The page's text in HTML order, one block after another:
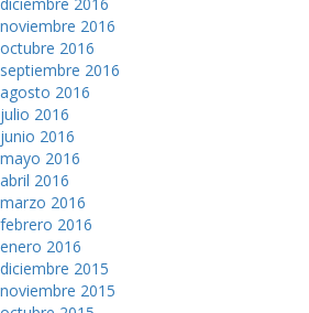
noviembre 2016
octubre 2016
septiembre 2016
agosto 2016
julio 2016
junio 2016
mayo 2016
abril 2016
marzo 2016
febrero 2016
enero 2016
diciembre 2015
noviembre 2015